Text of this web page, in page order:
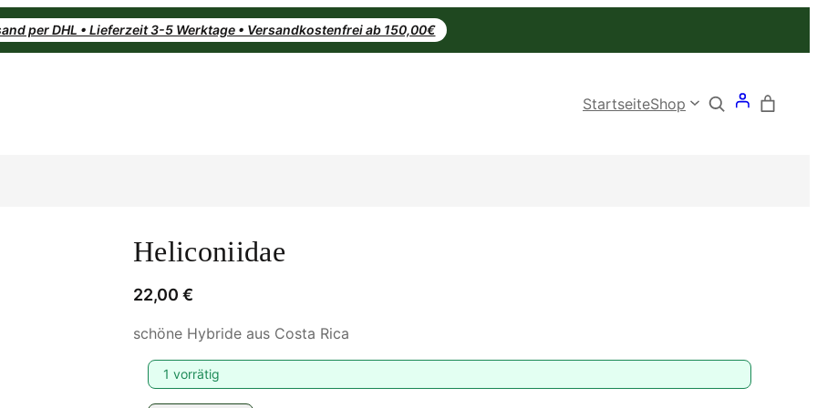
per DHL • Lieferzeit 3-5 Werktage • Versandkostenfrei ab 150,00€
StartseiteShop Search
Heliconiidae
22,00 €
schöne Hybride aus Costa Rica
1 vorrätig